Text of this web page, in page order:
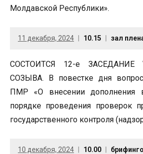
Молдавской Республики».
11 декабря, 2024 10.15 зал
СОСТОИТСЯ 12-е ЗАСЕДАНИЕ
СОЗЫВА. В повестке дня
ПМР «О внесении
порядке проведения проверок
государственного контроля
10 декабря, 2024 10.00